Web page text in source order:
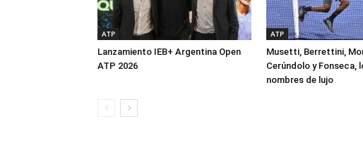
ATP
Lanzamiento IEB+ Argentina Open
ATP 2026
ATP
Musetti, Berrettini,
Cerúndolo y Fonseca,
nombres de lujo